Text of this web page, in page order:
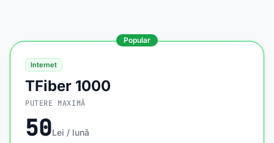
Popular
Internet
TFiber 1000
PUTERE MAXIMĂ
50Lei / lună